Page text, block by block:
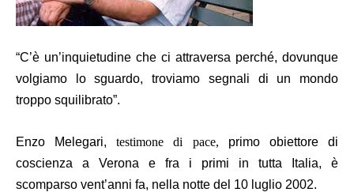
“C’è un’inquietudine che ci attraversa perché, dovunque
volgiamo lo sguardo, troviamo segnali di un mondo
troppo squilibrato”.
Enzo Melegari,testimone di pace, primo obiettore di
coscienza a Verona e fra i primi in tutta Italia, è
scomparso vent’anni fa, nella notte del 10 luglio 2002.